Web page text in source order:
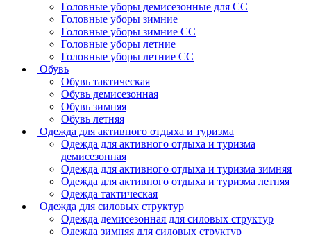
Головные уборы демисезонные для СС
Головные уборы зимние
Головные уборы зимние СС
Головные уборы летние
Головные уборы летние СС
Обувь
Обувь тактическая
Обувь демисезонная
Обувь зимняя
Обувь летняя
Одежда для активного отдыха и туризма
Одежда для активного отдыха и туризма
демисезонная
Одежда для активного отдыха и туризма зимняя
Одежда для активного отдыха и туризма летняя
Одежда тактическая
Одежда для силовых структур
Одежда демисезонная для силовых структур
Одежда зимняя для силовых структур